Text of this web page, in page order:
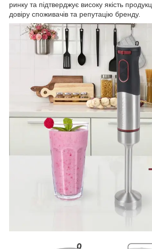
ринку та підтверджує високу якість
довіру споживачів та репутацію бренду.